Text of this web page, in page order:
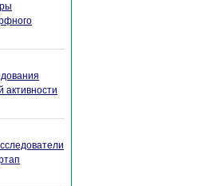
активности